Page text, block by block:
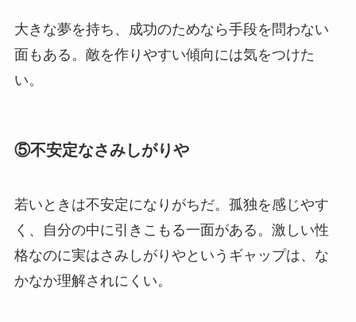
大きな夢を持ち、成功のためなら手段を問わない
面もある。敵を作りやすい傾向には気をつけた
い。
⑤不安定なさみしがりや
若いときは不安定になりがちだ。孤独を感じやす
く、自分の中に引きこもる一面がある。激しい性
格なのに実はさみしがりやというギャップは、な
かなか理解されにくい。